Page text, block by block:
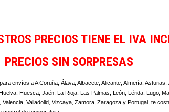
PRECIOS TIENE EL IVA
PRECIOS SIN SORPRESAS
envíos a A Coruña, Álava, Albacete, Alicante, Almería,
Huesca, Jaén, La Rioja, Las Palmas, León, Lérida, Lugo,
Valladolid, Vizcaya, Zamora, Zaragoza y Portugal, te